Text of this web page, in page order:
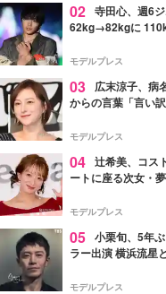
02 寺田心、週6
62kg→82kgに
「かっこいい」と反
モデルプレス
03
広末涼子、病
からの言葉「言い
モデルプレス
04 辻希美、コス
ートに座る次女・
ぎ」「成長を感じる
モデルプレス
05 小栗旬、5年
ラー出演 横浜流星
モデルプレス